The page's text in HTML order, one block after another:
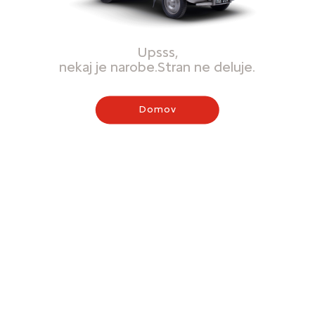
Upsss,
nekaj je narobe.Stran ne deluje.
Domov